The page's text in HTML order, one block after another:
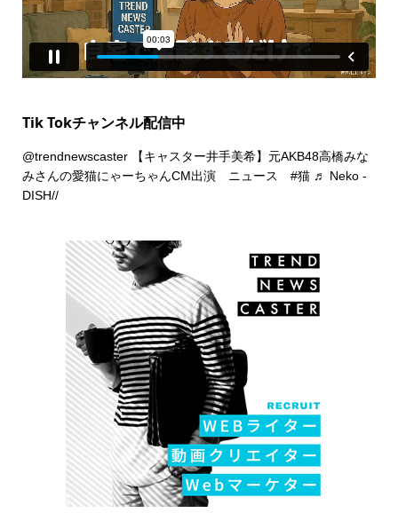
Tik Tokチャンネル配信中
@trendnewscaster【キャスター井手美希】元AKB48高橋みな
みさんの愛猫にゃーちゃんCM出演 ニュース #猫 ♬ Neko -
DISH//